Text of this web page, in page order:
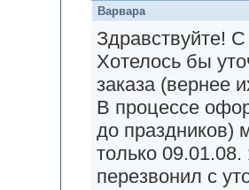
Варвара
Здравствуйте!
Хотелось бы
заказа (вернее
В процессе
до праздников)
только
перезвонил с